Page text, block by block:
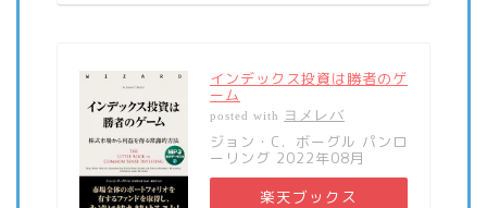
インデックス投資は勝者のゲ
ーム
posted with ヨメレバ
ジョン・C．ボーグル パンロ
ーリング 2022年08月
楽天ブックス